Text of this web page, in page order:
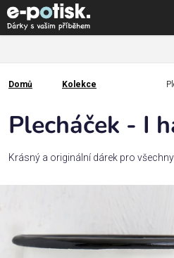
Přejít
na
obsah
Kategorie
Dárek
Láska
Domů
Domů Kolekce
Plecháček - I
Krásný a originální dárek pro